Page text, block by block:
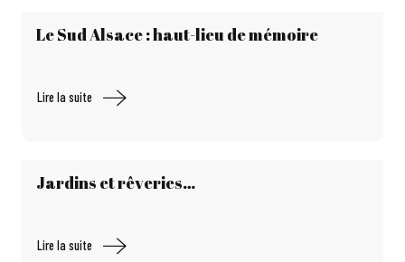
Le Sud Alsace : haut-lieu de mémoire
Lire la suite
Jardins et rêveries…
Lire la suite